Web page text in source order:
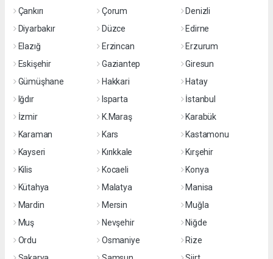
Çankırı
Çorum
Denizli
Diyarbakır
Düzce
Edirne
Elazığ
Erzincan
Erzurum
Eskişehir
Gaziantep
Giresun
Gümüşhane
Hakkari
Hatay
Iğdır
Isparta
İstanbul
İzmir
K.Maraş
Karabük
Karaman
Kars
Kastamonu
Kayseri
Kırıkkale
Kırşehir
Kilis
Kocaeli
Konya
Kütahya
Malatya
Manisa
Mardin
Mersin
Muğla
Muş
Nevşehir
Niğde
Ordu
Osmaniye
Rize